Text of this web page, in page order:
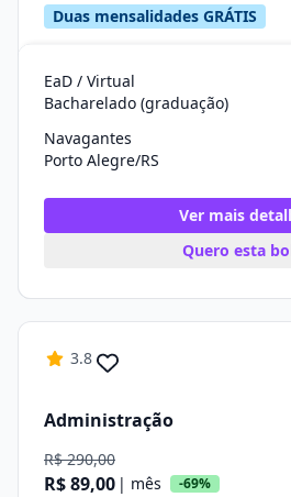
Duas mensalidades GRÁTIS
EaD / Virtual
Bacharelado (graduação)
Navagantes
Porto Alegre/RS
Ver mais
Quero esta
3.8
Administração
R$ 290,00
R$ 89,00 | mês -69%